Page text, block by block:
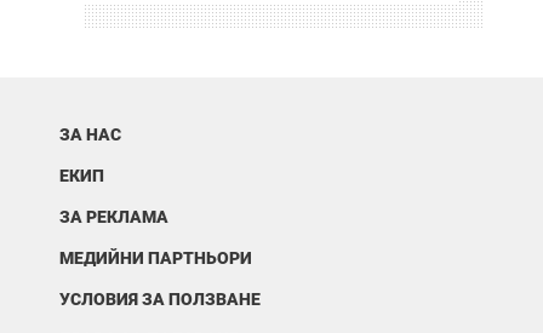
ЗА НАС
ЕКИП
ЗА РЕКЛАМА
МЕДИЙНИ ПАРТНЬОРИ
УСЛОВИЯ ЗА ПОЛЗВАНЕ